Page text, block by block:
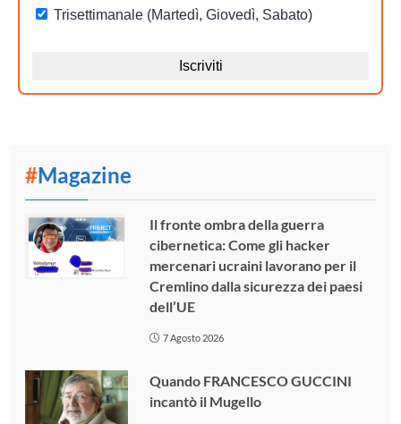
#Magazine
Il fronte ombra della guerra
cibernetica: Come gli hacker
mercenari ucraini lavorano per il
Cremlino dalla sicurezza dei paesi
dell’UE
7 Agosto 2026
Quando FRANCESCO GUCCINI
incantò il Mugello